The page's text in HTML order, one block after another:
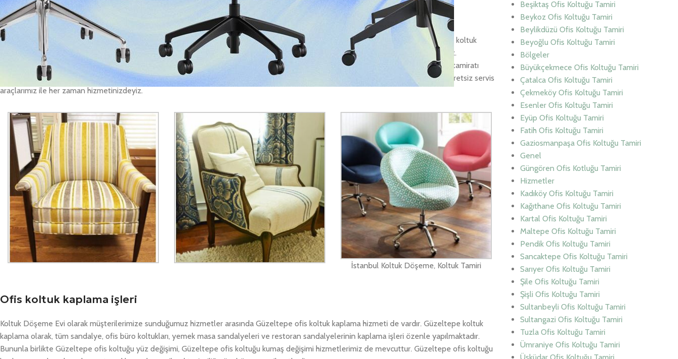
Ofis koltuk tamiri işleri
Güzeltepe Ofis Koltuk Tamiri olarak, evinizde, ofisinizde kullandığınız rengi solmuş, eskimiş, bir yerleri kırılmış ve benzeri durumlardaki koltuk
takımlarınızı yerinizden alıyoruz. Değişiklik yapılması istediğiniz Güzeltepe ofis koltuğu tamiri yerlerini dilediğiniz şekilde değiştiriyoruz.
Kumaşlarımızdan beğendiğinizi seçiyorsunuz, değişimini de yaptıktan sonra evinize/işyerinize teslim ediyoruz. Güzeltepe ofis koltuk tamiratı
yaparak koltuk takımlarınız ilk aldığınız gün gibi yeni bir görünüme kavuşturuyoruz. Güzeltepe ofis koltuğu tamiratı uygulamalarında ücretsiz servis
araçlarımız ile her zaman hizmetinizdeyiz.
İstanbul Koltuk Döşeme, Koltuk Tamiri
Ofis koltuk kaplama işleri
Koltuk Döşeme Evi olarak müşterilerimize sunduğumuz hizmetler arasında Güzeltepe ofis koltuk kaplama hizmeti de vardır. Güzeltepe koltuk
kaplama olarak, tüm sandalye, ofis büro koltukları, yemek masa sandalyeleri ve restoran sandalyelerinin kaplama işleri özenle yapılmaktadır.
Bununla birlikte Güzeltepe ofis koltuğu yüz değişimi, Güzeltepe ofis koltuğu kumaş değişimi hizmetlerimiz de mevcuttur. Güzeltepe ofis koltuğu
Beşiktaş Ofis Koltuğu Tamiri
Beykoz Ofis Koltuğu Tamiri
Beylikdüzü Ofis Koltuğu Tamiri
Beyoğlu Ofis Koltuğu Tamiri
Bölgeler
Büyükçekmece Ofis Koltuğu Tamiri
Çatalca Ofis Koltuğu Tamiri
Çekmeköy Ofis Koltuğu Tamiri
Esenler Ofis Koltuğu Tamiri
Eyüp Ofis Koltuğu Tamiri
Fatih Ofis Koltuğu Tamiri
Gaziosmanpaşa Ofis Koltuğu Tamiri
Genel
Güngören Ofis Kotluğu Tamiri
Hizmetler
Kadıköy Ofis Koltuğu Tamiri
Kağıthane Ofis Koltuğu Tamiri
Kartal Ofis Koltuğu Tamiri
Maltepe Ofis Koltuğu Tamiri
Pendik Ofis Koltuğu Tamiri
Sancaktepe Ofis Koltuğu Tamiri
Sarıyer Ofis Koltuğu Tamiri
Şile Ofis Koltuğu Tamiri
Şişli Ofis Koltuğu Tamiri
Sultanbeyli Ofis Koltuğu Tamiri
Sultangazi Ofis Koltuğu Tamiri
Tuzla Ofis Koltuğu Tamiri
Ümraniye Ofis Koltuğu Tamiri